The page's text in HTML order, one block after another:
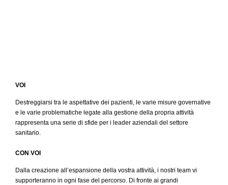
VOI
Destreggiarsi tra le aspettative dei pazienti, le varie misure governative
e le varie problematiche legate alla gestione della propria attività
rappresenta una serie di sfide per i leader aziendali del settore
sanitario.
CON VOI
Dalla creazione all’espansione della vostra attività, i nostri team vi
supporteranno in ogni fase del percorso. Di fronte ai grandi